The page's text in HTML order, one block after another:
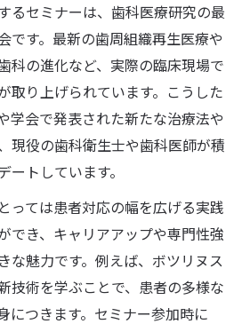
るセミナーは、歯科医療研究の最
です。最新の歯周組織再生医療や
科の進化など、実際の臨床現場で
取り上げられています。こうした
学会で発表された新たな治療法や
現役の歯科衛生士や歯科医師が積
トしています。
っては患者対応の幅を広げる実践
でき、キャリアアップや専門性強
な魅力です。例えば、ボツリヌス
技術を学ぶことで、患者の多様な
につきます。セミナー参加時に